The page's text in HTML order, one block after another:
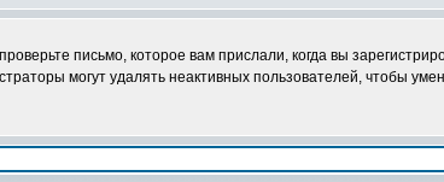
письмо, которое вам прислали, когда вы
могут удалять неактивных пользователей, чтобы